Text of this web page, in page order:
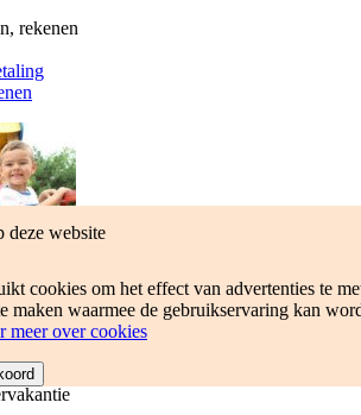
deze website
cookies om het effect van advertenties te
maken waarmee de gebruikservaring kan
meer over cookies
rekenen